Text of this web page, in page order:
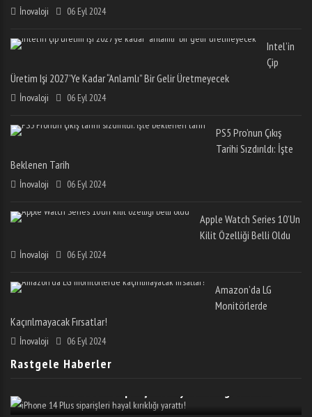
İnovaloji 06 Eyl 2024
Intel’in
Çip
Üretim Işi 2027’ye Kadar “anlamlı” Bir Gelir Üretmeyecek
İnovaloji 06 Eyl 2024
PS5 Pro’nun Çıkış
Tarihi Sızdırıldı: İşte
Beklenen Tarih
İnovaloji 06 Eyl 2024
Apple Watch Series 10’un
Kilit Özelliği Belli Oldu
İnovaloji 06 Eyl 2024
Amazon’da LG
Monitörlerde
Kaçırılmayacak Fırsatlar!
İnovaloji 06 Eyl 2024
Rastgele Haberler